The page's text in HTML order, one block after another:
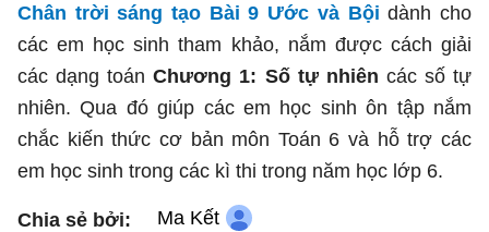
Chân trời sáng tạo Bài 9 Ước và Bội dành cho
các em học sinh tham khảo, nắm được cách giải
các dạng toánChương 1: Số tự nhiên các số tự
nhiên. Qua đó giúp các em học sinh ôn tập nắm
chắc kiến thức cơ bản môn Toán 6 và hỗ trợ các
em học sinh trong các kì thi trong năm học lớp 6.
Chia sẻ bởi: Ma Kết